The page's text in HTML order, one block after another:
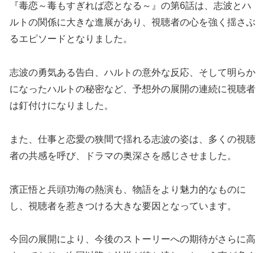
『毒恋～毒もすぎれば恋となる～』の第6話は、志波とハ
ルトの関係に大きな進展があり、視聴者の心を強く揺さぶ
るエピソードとなりました。
志波の勇気ある告白、ハルトの意外な反応、そして明らか
になったハルトの秘密など、予想外の展開の連続に視聴者
は釘付けになりました。
また、仕事と恋愛の狭間で揺れる志波の姿は、多くの視聴
者の共感を呼び、ドラマの奥深さを感じさせました。
濱正悟と兵頭功海の熱演も、物語をより魅力的なものに
し、視聴者を惹きつける大きな要因となっています。
今回の展開により、今後のストーリーへの期待がさらに高